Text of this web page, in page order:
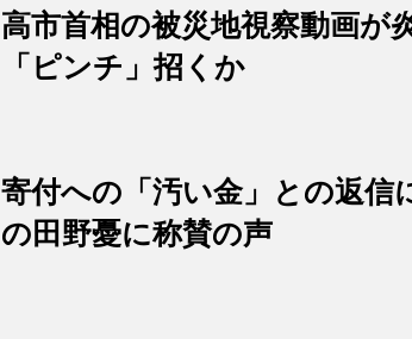
高市首相の被災地視察動画が
「ピンチ」招くか
寄付への「汚い金」との返信
の田野憂に称賛の声